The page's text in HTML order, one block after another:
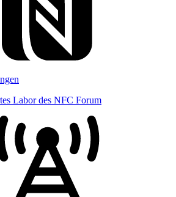
Labor des NFC Forum